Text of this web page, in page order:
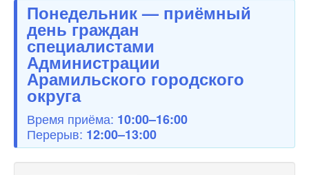
Понедельник — приёмный
день граждан
специалистами
Администрации
Арамильского городского
округа
Время приёма: 10:00–16:00
Перерыв: 12:00–13:00